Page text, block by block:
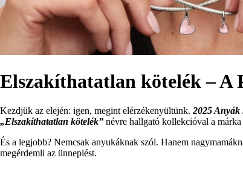
Elszakíthatatlan kötelék – A
Kezdjük az elején: igen, megint elérzékenyültünk. 2025 Anyák
„Elszakíthatatlan kötelék” névre hallgató kollekcióval a
És a legjobb? Nemcsak anyukáknak szól. Hanem
megérdemli az ünneplést.